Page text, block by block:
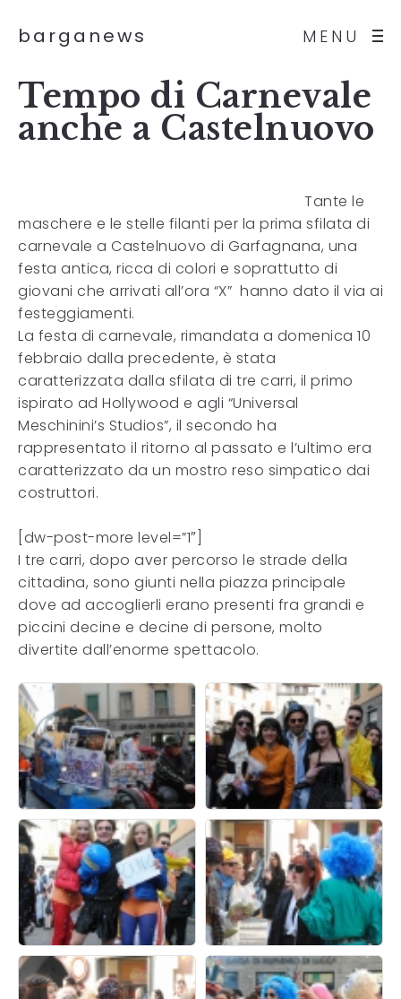
MENU
barganews
Tempo di Carnevale
anche a Castelnuovo
Tante le
maschere e le stelle filanti per la prima sfilata di
carnevale a Castelnuovo di Garfagnana, una
festa antica, ricca di colori e soprattutto di
giovani che arrivati all’ora “X” hanno dato il via ai
festeggiamenti.
La festa di carnevale, rimandata a domenica 10
febbraio dalla precedente, è stata
caratterizzata dalla sfilata di tre carri, il primo
ispirato ad Hollywood e agli “Universal
Meschinini’s Studios”, il secondo ha
rappresentato il ritorno al passato e l’ultimo era
caratterizzato da un mostro reso simpatico dai
costruttori.
[dw-post-more level=”1″]
I tre carri, dopo aver percorso le strade della
cittadina, sono giunti nella piazza principale
dove ad accoglierli erano presenti fra grandi e
piccini decine e decine di persone, molto
divertite dall’enorme spettacolo.